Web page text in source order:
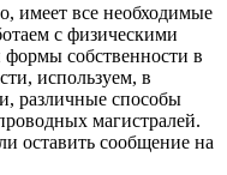
имеет все необходимые
с физическими
собственности в
используем, в
различные способы
магистралей.
оставить сообщение на